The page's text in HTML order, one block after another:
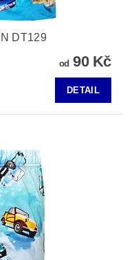
DT129
od 90 Kč
DETAIL